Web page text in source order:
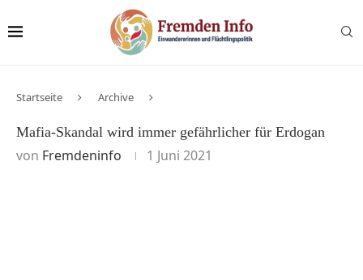
Startseite Archive
Mafia-Skandal wird immer gefährlicher für Erdogan
von Fremdeninfo 1 Juni 2021